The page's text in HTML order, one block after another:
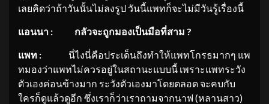
เลยคิดว่าถ้าวันนั้นไม่ลงรูป วันนี้แพทก็จะไม่มีวันรู้เรื่องนี้
แอนนา : กลัวจะถูกมองเป็นมือที่สาม ?
แพท : นี่ไงนี่คือประเด็นถึงทำให้แพทโกรธมากๆ แพ
ทมองว่าแพทไม่ควรอยู่ในสถานะแบบนี้ เพราะแพทระวัง
ตัวเองค่อนข้างมาก ระวังตัวเองมาโดยตลอด จะคบกับ
ใครก็ดูแล้วดูอีก ซึ่งเราก็ว่าเราถามจากนาฟ (หลานสาว)